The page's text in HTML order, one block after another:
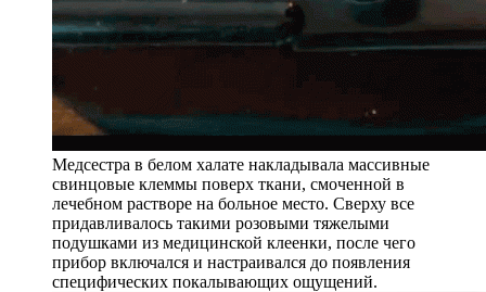
Медсестра в белом халате накладывала массивные
свинцовые клеммы поверх ткани, смоченной в
лечебном растворе на больное место. Сверху все
придавливалось такими розовыми тяжелыми
подушками из медицинской клеенки, после чего
прибор включался и настраивался до появления
специфических покалывающих ощущений.